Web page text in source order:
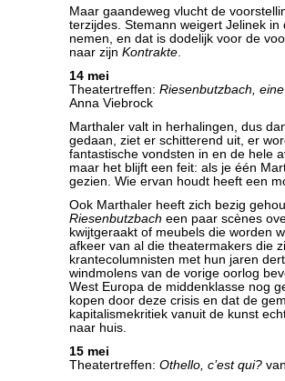
Maar gaandeweg vlucht de
terzijdes. Stemann weigert Jelinek
nemen, en dat is dodelijk voor de
naar zijn Kontrakte.
14 mei
Theatertreffen: Riesenbutzbach,
Anna Viebrock
Marthaler valt in herhalingen, dus
gedaan, ziet er schitterend uit, er
fantastische vondsten in en de hele
maar het blijft een feit: als je één
gezien. Wie ervan houdt heeft een
Ook Marthaler heeft zich bezig
Riesenbutzbach een paar scènes
kwijtgeraakt of meubels die worden
afkeer van al die theatermakers die
krantecolumnisten met hun jaren
windmolens van de vorige oorlog
West Europa de middenklasse nog
kopen door deze crisis en dat de
kapitalismekritiek vanuit de kunst
naar huis.
15 mei
Theatertreffen: Othello, c’est qui?